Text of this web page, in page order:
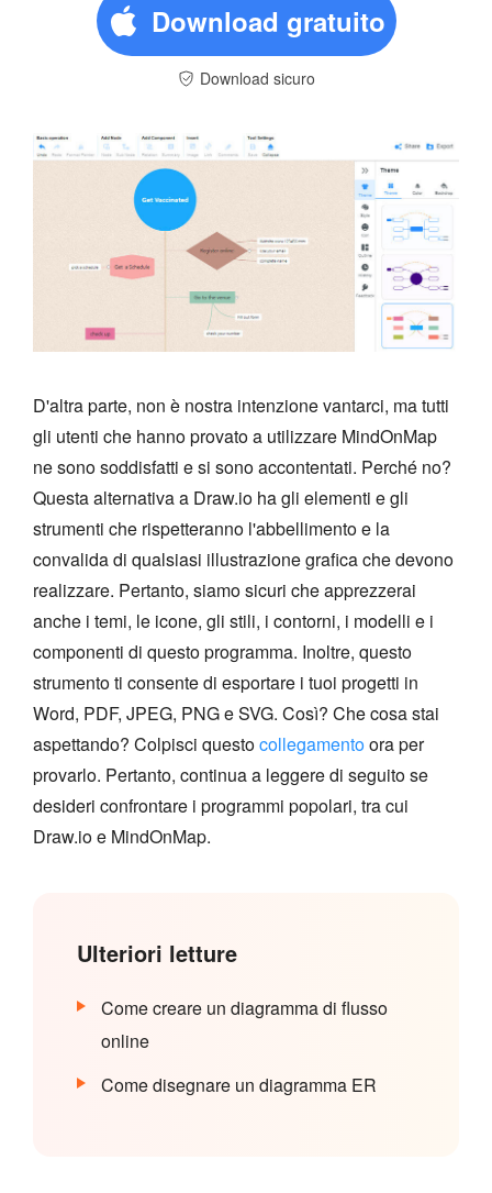
Download gratuito
Download sicuro
D'altra parte, non è nostra intenzione vantarci, ma tutti
gli utenti che hanno provato a utilizzare MindOnMap
ne sono soddisfatti e si sono accontentati. Perché no?
Questa alternativa a Draw.io ha gli elementi e gli
strumenti che rispetteranno l'abbellimento e la
convalida di qualsiasi illustrazione grafica che devono
realizzare. Pertanto, siamo sicuri che apprezzerai
anche i temi, le icone, gli stili, i contorni, i modelli e i
componenti di questo programma. Inoltre, questo
strumento ti consente di esportare i tuoi progetti in
Word, PDF, JPEG, PNG e SVG. Così? Che cosa stai
aspettando? Colpisci questocollegamentoora per
provarlo. Pertanto, continua a leggere di seguito se
desideri confrontare i programmi popolari, tra cui
Draw.io e MindOnMap.
Ulteriori letture
Come creare un diagramma di flusso
online
Come disegnare un diagramma ER